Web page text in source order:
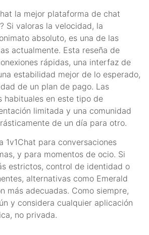
la mejor plataforma de chat
Si valoras la velocidad, la
absoluto, es una de las
actualmente. Esta reseña de
rápidas, una interfaz de
estabilidad mejor de lo esperado,
de un plan de pago. Las
habituales en este tipo de
limitada y una comunidad
de un día para otro.
1v1Chat para conversaciones
y para momentos de ocio. Si
estrictos, control de identidad o
alternativas como Emerald
más adecuadas. Como siempre,
y considera cualquier aplicación
no privada.